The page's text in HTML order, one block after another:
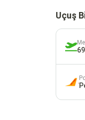
Uçuş